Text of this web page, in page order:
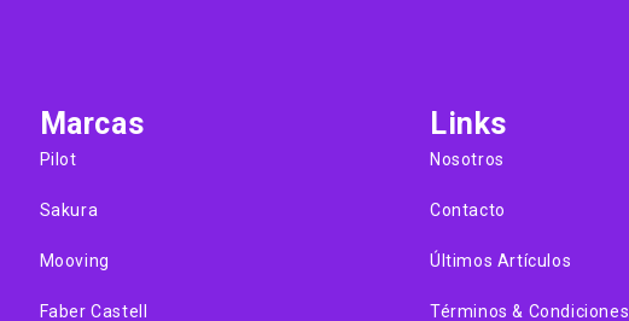
Marcas
Pilot
Sakura
Mooving
Faber Castell
Links
Nosotros
Contacto
Últimos Artículos
Términos & Condiciones